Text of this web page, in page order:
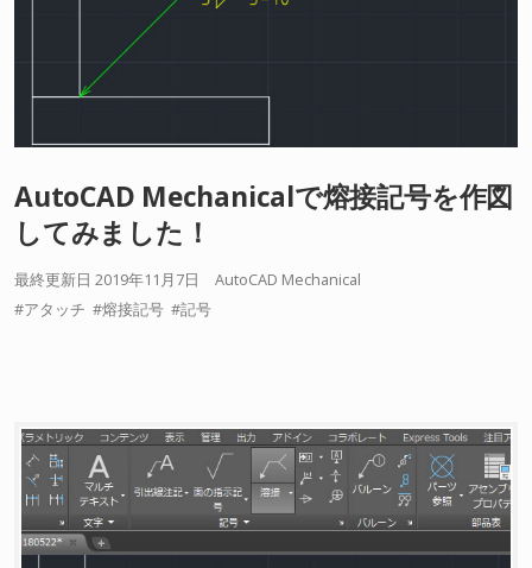
AutoCAD Mechanicalで熔接記号を作図
してみました！
最終更新日 2019年11月7日
AutoCAD Mechanical
アタッチ
熔接記号 記号